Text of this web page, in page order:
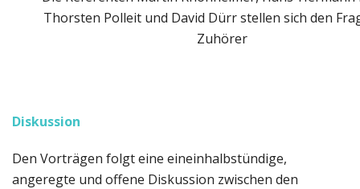
Thorsten Polleit und David Dürr stellen sich den
Zuhörer
Diskussion
Den Vorträgen folgt eine eineinhalbstündige,
angeregte und offene Diskussion zwischen den